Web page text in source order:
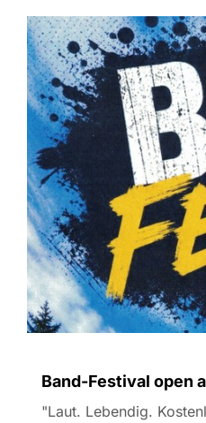
Band-Festival open
"Laut. Lebendig.